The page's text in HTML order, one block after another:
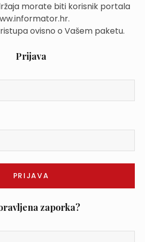
morate biti korisnik portala
ovisno o Vašem paketu.
Prijava
zaporka?